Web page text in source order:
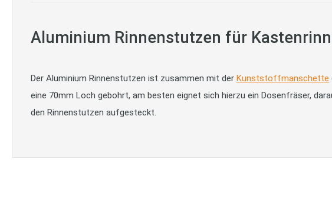
Aluminium Rinnenstutzen für
Der Aluminium Rinnenstutzen ist zusammen mit der Kunststoffmanschette
eine 70mm Loch gebohrt, am besten eignet sich hierzu ein Dosenfräser,
den Rinnenstutzen aufgesteckt.